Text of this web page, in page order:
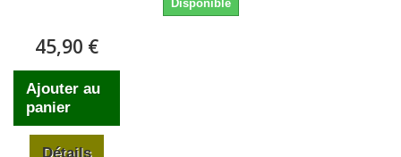
Disponible
45,90 €
Ajouter au
panier
Détails